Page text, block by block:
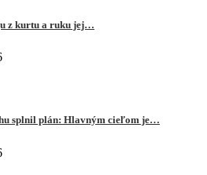
z kurtu a ruku jej…
splnil plán: Hlavným cieľom je…